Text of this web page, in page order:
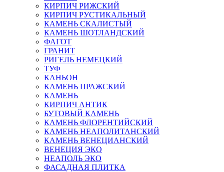
КИРПИЧ РИЖСКИЙ
КИРПИЧ РУСТИКАЛЬНЫЙ
КАМЕНЬ СКАЛИСТЫЙ
КАМЕНЬ ШОТЛАНДСКИЙ
ФАГОТ
ГРАНИТ
РИГЕЛЬ НЕМЕЦКИЙ
ТУФ
КАНЬОН
КАМЕНЬ ПРАЖСКИЙ
КАМЕНЬ
КИРПИЧ АНТИК
БУТОВЫЙ КАМЕНЬ
КАМЕНЬ ФЛОРЕНТИЙСКИЙ
КАМЕНЬ НЕАПОЛИТАНСКИЙ
КАМЕНЬ ВЕНЕЦИАНСКИЙ
ВЕНЕЦИЯ ЭКО
НЕАПОЛЬ ЭКО
ФАСАДНАЯ ПЛИТКА